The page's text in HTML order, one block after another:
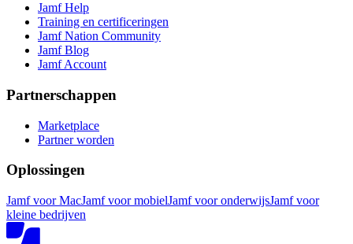
Jamf Help
Training en certificeringen
Jamf Nation Community
Jamf Blog
Jamf Account
Partnerschappen
Marketplace
Partner worden
Oplossingen
Jamf voor MacJamf voor mobielJamf voor onderwijsJamf voor
kleine bedrijven